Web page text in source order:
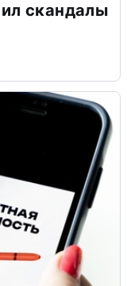
скандалы